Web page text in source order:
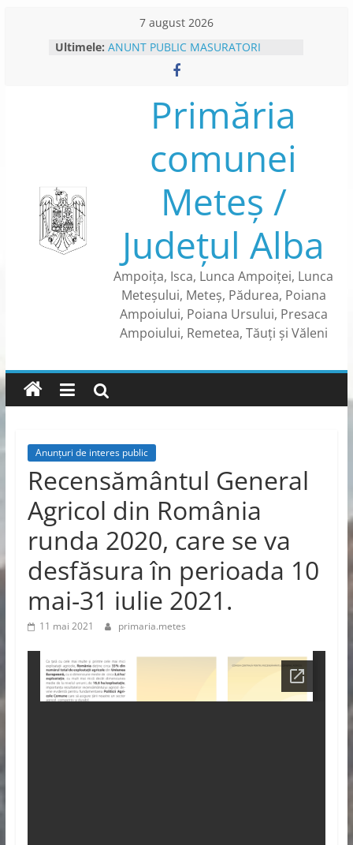
7 august 2026
Ultimele: ANUNT PUBLIC MASURATORI
CADASTRU SISTEMATIC- CAMPANIE
DE COLECTARE DATE – IN
SI NR. 123 DIN SATUL PRESACA
AMPOIULUI
ANUNT INTERVENTII DEZINSECTIE
ANUNT COLECTARE DATE
CADASTRU SISTEMATIC – SECTOR
CADASTRAL NR.84 DIN SATUL
BENEFICII CARTE DE IDENTITATE
ELECTRONICA
Primăria
comunei
Meteș /
Județul Alba
Ampoița, Isca, Lunca Ampoiței, Lunca
Meteșului, Meteș, Pădurea, Poiana
Ampoiului, Poiana Ursului, Presaca
Ampoiului, Remetea, Tăuți și Văleni
Anunțuri de interes public
Recensământul General
Agricol din România
runda 2020, care se va
desfăsura în perioada 10
mai-31 iulie 2021.
11 mai 2021 primaria.metes